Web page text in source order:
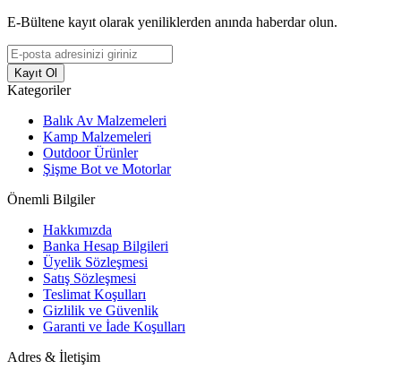
E-Bültene kayıt olarak yeniliklerden anında haberdar olun.
Kayıt Ol
Kategoriler
Balık Av Malzemeleri
Kamp Malzemeleri
Outdoor Ürünler
Şişme Bot ve Motorlar
Önemli Bilgiler
Hakkımızda
Banka Hesap Bilgileri
Üyelik Sözleşmesi
Satış Sözleşmesi
Teslimat Koşulları
Gizlilik ve Güvenlik
Garanti ve İade Koşulları
Adres & İletişim